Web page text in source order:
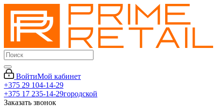
ВойтиМой кабинет
+375 29 104-14-29
+375 17 235-14-29городской
Заказать звонок